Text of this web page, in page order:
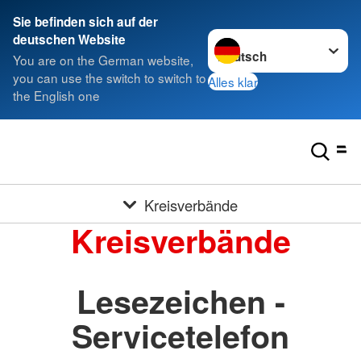
Sie befinden sich auf der
deutschen Website
You are on the German website,
you can use the switch to switch to
the English one
Sprache wechseln zu
Alles klar
Kreisverbände
Kreisverbände
Lesezeichen -
Servicetelefon